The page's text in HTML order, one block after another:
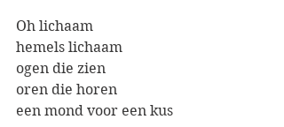
Oh lichaam
hemels lichaam
ogen die zien
oren die horen
een mond voor een kus